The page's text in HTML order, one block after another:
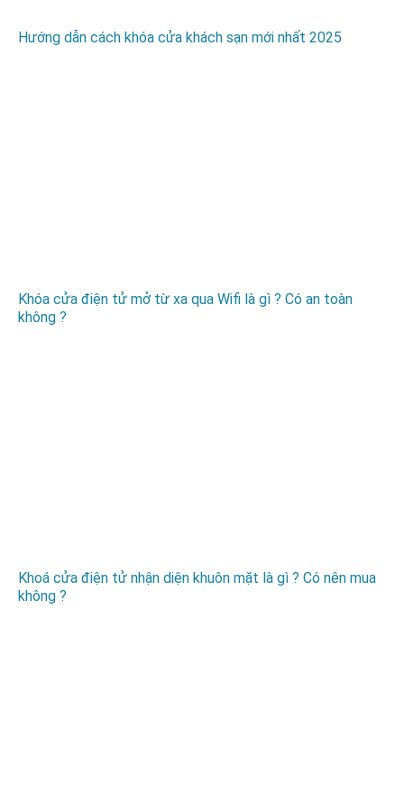
Hướng dẫn cách khóa cửa khách sạn mới nhất 2025
Khóa cửa điện tử mở từ xa qua Wifi là gì ? Có an toàn
không ?
Khoá cửa điện tử nhận diện khuôn mặt là gì ? Có nên mua
không ?